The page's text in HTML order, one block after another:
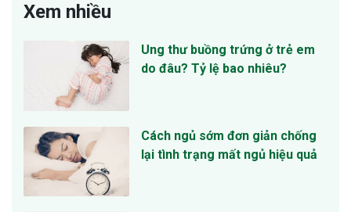
Xem nhiều
Ung thư buồng trứng ở trẻ em
do đâu? Tỷ lệ bao nhiêu?
Cách ngủ sớm đơn giản chống
lại tình trạng mất ngủ hiệu quả